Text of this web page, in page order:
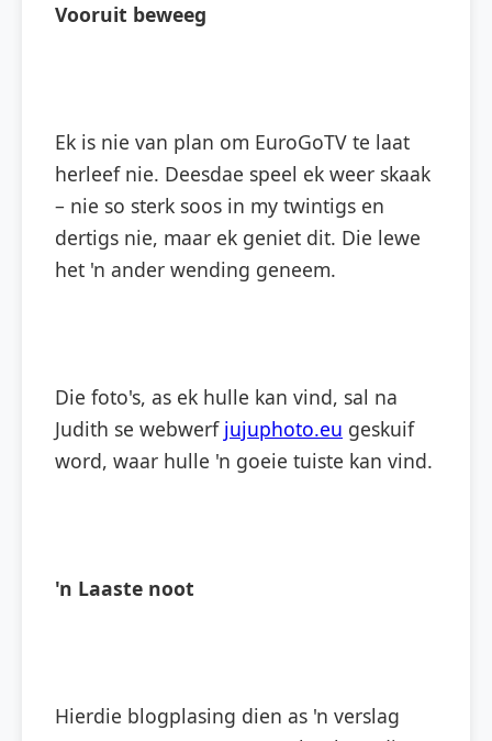
Vooruit beweeg
Ek is nie van plan om EuroGoTV te laat
herleef nie. Deesdae speel ek weer skaak
– nie so sterk soos in my twintigs en
dertigs nie, maar ek geniet dit. Die lewe
het 'n ander wending geneem.
Die foto's, as ek hulle kan vind, sal na
Judith se webwerf jujuphoto.eu geskuif
word, waar hulle 'n goeie tuiste kan vind.
'n Laaste noot
Hierdie blogplasing dien as 'n verslag